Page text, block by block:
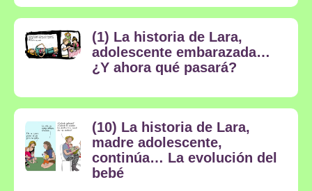
(1) La historia de Lara,
adolescente embarazada…
¿Y ahora qué pasará?
(10) La historia de Lara,
madre adolescente,
continúa… La evolución del
bebé